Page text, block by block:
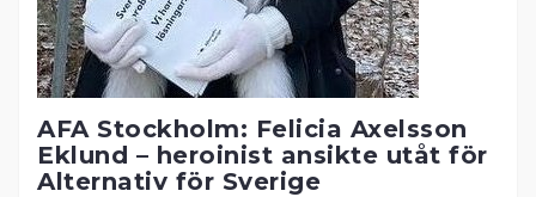
AFA Stockholm: Felicia Axelsson
Eklund – heroinist ansikte utåt för
Alternativ för Sverige